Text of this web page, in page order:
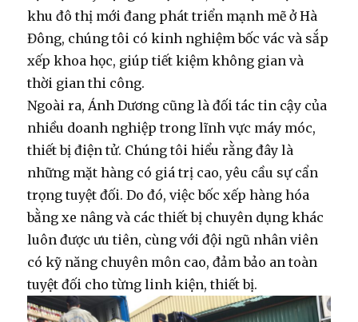
khu đô thị mới đang phát triển mạnh mẽ ở Hà
Đông, chúng tôi có kinh nghiệmbốc vác và sắp
xếp khoa học, giúp tiết kiệm không gian và
thời gian thi công.
Ngoài ra, Ánh Dương cũng là đối tác tin cậy của
nhiều doanh nghiệp trong lĩnh vực máy móc,
thiết bị điện tử. Chúng tôi hiểu rằng đây là
những mặt hàng có giá trị cao, yêu cầu sự cẩn
trọng tuyệt đối. Do đó, việcbốc xếp hàng hóa
bằng xe nâng và các thiết bị chuyên dụng khác
luôn được ưu tiên, cùng với đội ngũ nhân viên
có kỹ năng chuyên môn cao, đảm bảo an toàn
tuyệt đối cho từng linh kiện, thiết bị.